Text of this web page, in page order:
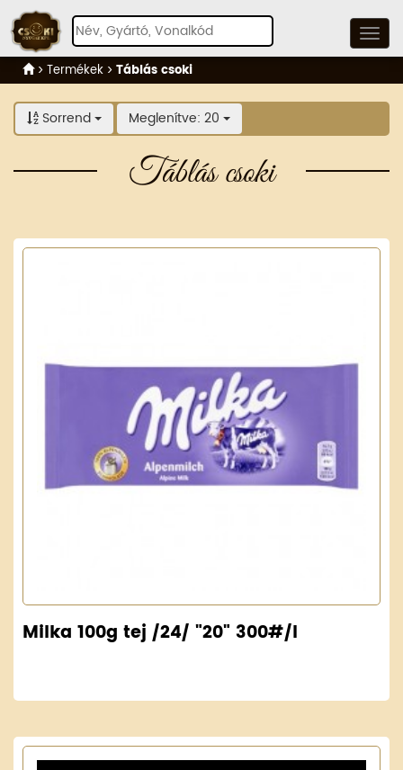
Termékek Táblás csoki
Sorrend Meglenítve: 20
Táblás csoki
Milka 100g tej /24/ "20" 300#/l